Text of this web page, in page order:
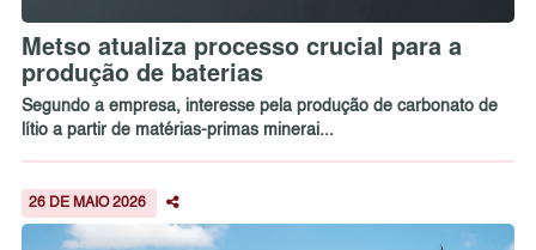
Metso atualiza processo crucial para a
produção de baterias
Segundo a empresa, interesse pela produção de carbonato de
lítio a partir de matérias-primas minerai...
26 DE MAIO 2026